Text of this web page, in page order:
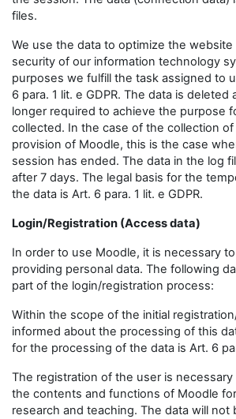
files.
We use the data to optimize the
security of our information technology
purposes we fulfill the task assigned to
6 para. 1 lit. e GDPR. The data is deleted
longer required to achieve the purpose
collected. In the case of the collection
provision of Moodle, this is the case
session has ended. The data in the log
after 7 days. The legal basis for the
the data is Art. 6 para. 1 lit. e GDPR.
Login/Registration (Access data)
In order to use Moodle, it is necessary
providing personal data. The following
part of the login/registration process:
Within the scope of the initial
informed about the processing of this
for the processing of the data is Art. 6
The registration of the user is
the contents and functions of Moodle
research and teaching. The data will not